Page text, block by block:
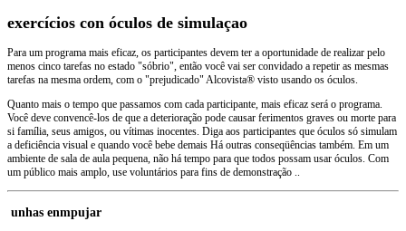
exercícios con óculos de simulaçao
Para um programa mais eficaz, os participantes devem ter a oportunidade de realizar pelo
menos cinco tarefas no estado "sóbrio", então você vai ser convidado a repetir as mesmas
tarefas na mesma ordem, com o "prejudicado"Alcovista® visto usando os óculos.
Quanto mais o tempo que passamos com cada participante, mais eficaz será o programa.
Você deve convencê-los de que a deterioração pode causar ferimentos graves ou morte para
si família, seus amigos, ou vítimas inocentes. Diga aos participantes que óculos só simulam
a deficiência visual e quando você bebe demais Há outras conseqüências também. Em um
ambiente de sala de aula pequena, não há tempo para que todos possam usar óculos. Com
um público mais amplo, use voluntários para fins de demonstração ..
unhas enmpujar